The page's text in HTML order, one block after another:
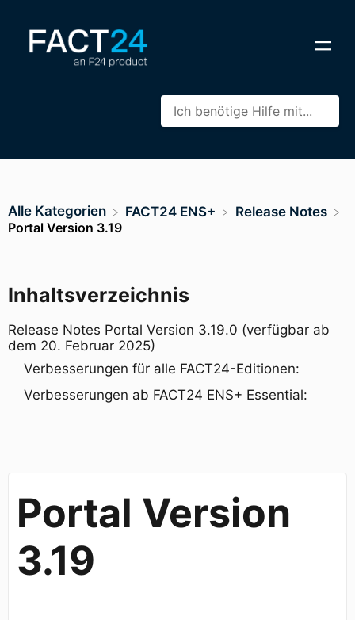
Inhaltsverzeichnis
Release Notes Portal Version 3.19.0 (verfügbar ab
dem 20. Februar 2025)
Verbesserungen für alle FACT24-Editionen:
Verbesserungen ab FACT24 ENS+ Essential:
Alle Kategorien ​FACT24 ENS+
​Release Notes
Portal Version 3.19
Portal Version
3.19